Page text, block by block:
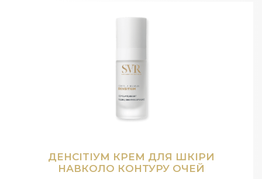
ДЕНСІТІУМ КРЕМ ДЛЯ ШКІРИ
НАВКОЛО КОНТУРУ ОЧЕЙ